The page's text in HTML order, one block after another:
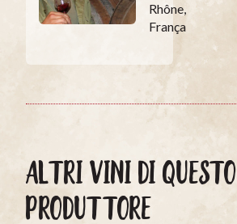
Rhône,
França
ALTRI VINI DI QUESTO
PRODUTTORE